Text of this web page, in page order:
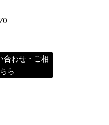
合わせ・ご相
ら